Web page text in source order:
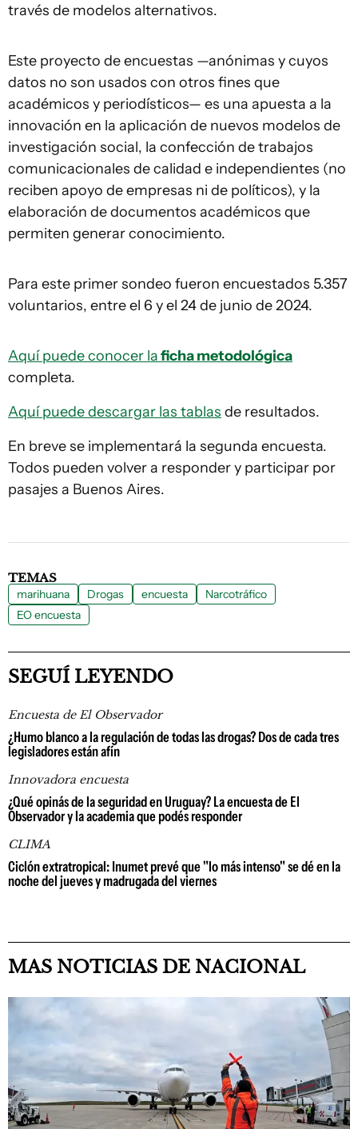
través de modelos alternativos.
Este proyecto de encuestas —anónimas y cuyos
datos no son usados con otros fines que
académicos y periodísticos— es una apuesta a la
innovación en la aplicación de nuevos modelos de
investigación social, la confección de trabajos
comunicacionales de calidad e independientes (no
reciben apoyo de empresas ni de políticos), y la
elaboración de documentos académicos que
permiten generar conocimiento.
Para este primer sondeo fueron encuestados 5.357
voluntarios, entre el 6 y el 24 de junio de 2024.
Aquí puede conocer laficha metodológica
completa.
Aquí puede descargar las tablas de resultados.
En breve se implementará la segunda encuesta.
Todos pueden volver a responder y participar por
pasajes a Buenos Aires.
TEMAS
marihuana Drogas encuesta
Narcotráfico
EO encuesta
SEGUÍ LEYENDO
Encuesta de El Observador
¿Humo blanco a la regulación de todas las drogas? Dos de cada tres
legisladores están afín
Innovadora encuesta
¿Qué opinás de la seguridad en Uruguay? La encuesta de El
Observador y la academia que podés responder
CLIMA
Ciclón extratropical: Inumet prevé que "lo más intenso" se dé en la
noche del jueves y madrugada del viernes
MAS NOTICIAS DE NACIONAL